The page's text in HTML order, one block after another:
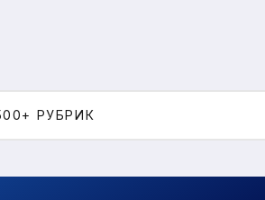
РУБРИК